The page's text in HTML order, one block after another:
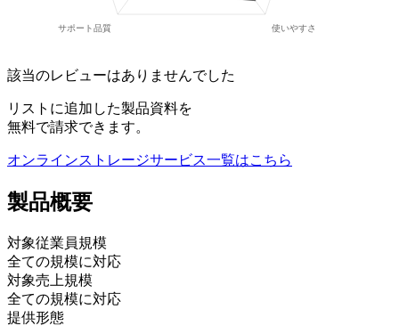
該当のレビューはありませんでした
リストに追加した製品資料を
無料で請求できます。
オンラインストレージサービス一覧はこちら
製品概要
対象従業員規模
全ての規模に対応
対象売上規模
全ての規模に対応
提供形態